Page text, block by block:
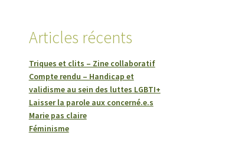
Articles récents
Triques et clits – Zine collaboratif
Compte rendu – Handicap et
validisme au sein des luttes LGBTI+
Laisser la parole aux concerné.e.s
Marie pas claire
Féminisme